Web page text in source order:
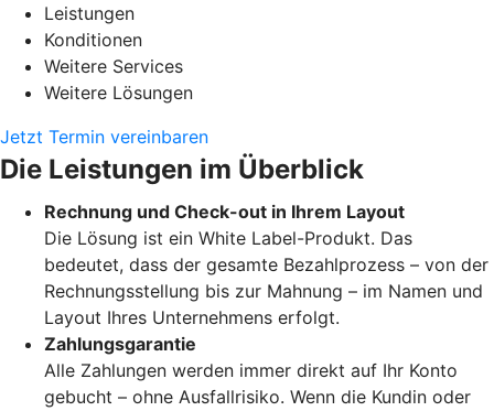
Leistungen
Konditionen
Weitere Services
Weitere Lösungen
Jetzt Termin vereinbaren
Die Leistungen im Überblick
Rechnung und Check-out in Ihrem Layout
Die Lösung ist ein White Label-Produkt. Das
bedeutet, dass der gesamte Bezahlprozess – von der
Rechnungsstellung bis zur Mahnung – im Namen und
Layout Ihres Unternehmens erfolgt.
Zahlungsgarantie
Alle Zahlungen werden immer direkt auf Ihr Konto
gebucht – ohne Ausfallrisiko. Wenn die Kundin oder